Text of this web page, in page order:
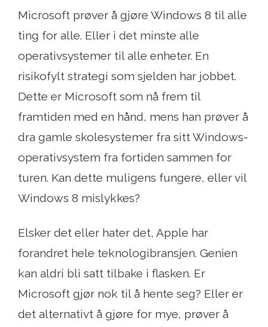
Microsoft prøver å gjøre Windows 8 til alle
ting for alle. Eller i det minste alle
operativsystemer til alle enheter. En
risikofylt strategi som sjelden har jobbet.
Dette er Microsoft som nå frem til
framtiden med en hånd, mens han prøver å
dra gamle skolesystemer fra sitt Windows-
operativsystem fra fortiden sammen for
turen. Kan dette muligens fungere, eller vil
Windows 8 mislykkes?
Elsker det eller hater det, Apple har
forandret hele teknologibransjen. Genien
kan aldri bli satt tilbake i flasken. Er
Microsoft gjør nok til å hente seg? Eller er
det alternativt å gjøre for mye, prøver å